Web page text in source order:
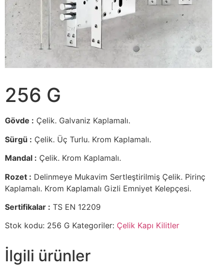
256 G
Gövde : Çelik. Galvaniz Kaplamalı.
Sürgü : Çelik. Üç Turlu. Krom Kaplamalı.
Mandal : Çelik. Krom Kaplamalı.
Rozet : Delinmeye Mukavim Sertleştirilmiş Çelik. Pirinç
Kaplamalı. Krom Kaplamalı Gizli Emniyet Kelepçesi.
Sertifikalar : TS EN 12209
Stok kodu: 256 G Kategoriler: Çelik Kapı Kilitler
İlgili ürünler